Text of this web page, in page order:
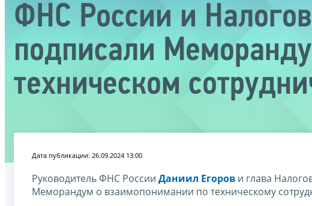
ФНС России и
подписали
техническом
Дата публикации: 26.09.2024 13:00
Руководитель ФНС России Даниил Егоров и глава
Меморандум о взаимопонимании по техническому